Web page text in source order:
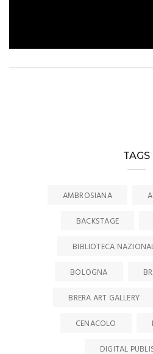
TAGS
AMBROSIANA
BACKSTAGE
BIBLIOTECA
BOLOGNA
BRERA ART GALLERY
CENACOLO
DIGITAL